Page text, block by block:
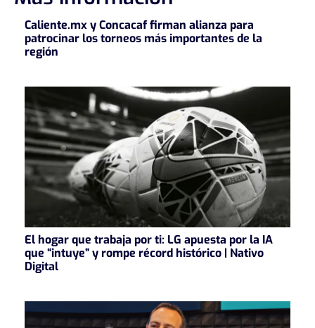
Caliente.mx y Concacaf firman alianza para
patrocinar los torneos más importantes de la
región
El hogar que trabaja por ti: LG apuesta por la IA
que “intuye” y rompe récord histórico | Nativo
Digital